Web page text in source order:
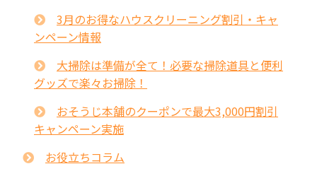
3月のお得なハウスクリーニング割引・キャ
ンペーン情報
大掃除は準備が全て！必要な掃除道具と便利
グッズで楽々お掃除！
おそうじ本舗のクーポンで最大3,000円割引
キャンペーン実施
お役立ちコラム